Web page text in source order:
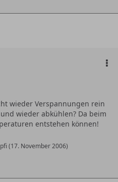
wieder Verspannungen rein
wieder abkühlen? Da beim
entstehen können!
(17. November 2006)